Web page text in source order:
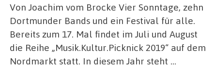
Von Joachim vom Brocke Vier Sonntage, zehn
Dortmunder Bands und ein Festival für alle.
Bereits zum 17. Mal findet im Juli und August
die Reihe „Musik.Kultur.Picknick 2019“ auf dem
Nordmarkt statt. In diesem Jahr steht …